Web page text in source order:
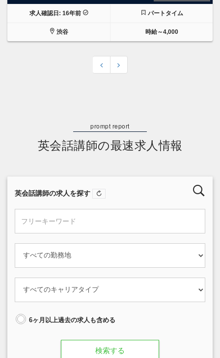
求人確認日: 16年前 パートタイム
渋谷 時給～4,000
英会話講師の最速求人情報
英会話講師の求人を探す
6ヶ月以上過去の求人も含める
検索する